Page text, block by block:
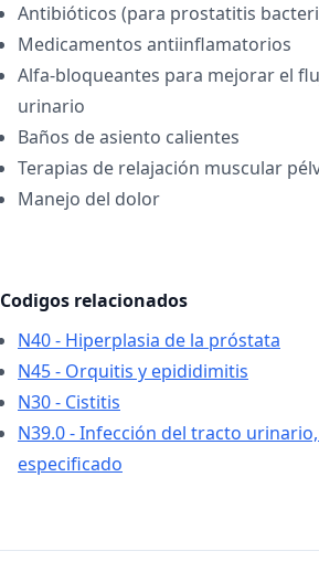
Antibióticos (para prostatitis
Medicamentos antiinflamatorios
Alfa-bloqueantes para mejorar el
urinario
Baños de asiento calientes
Terapias de relajación muscular
Manejo del dolor
Codigos relacionados
N40 - Hiperplasia de la próstata
N45 - Orquitis y epididimitis
N30 - Cistitis
N39.0 - Infección del tracto
especificado